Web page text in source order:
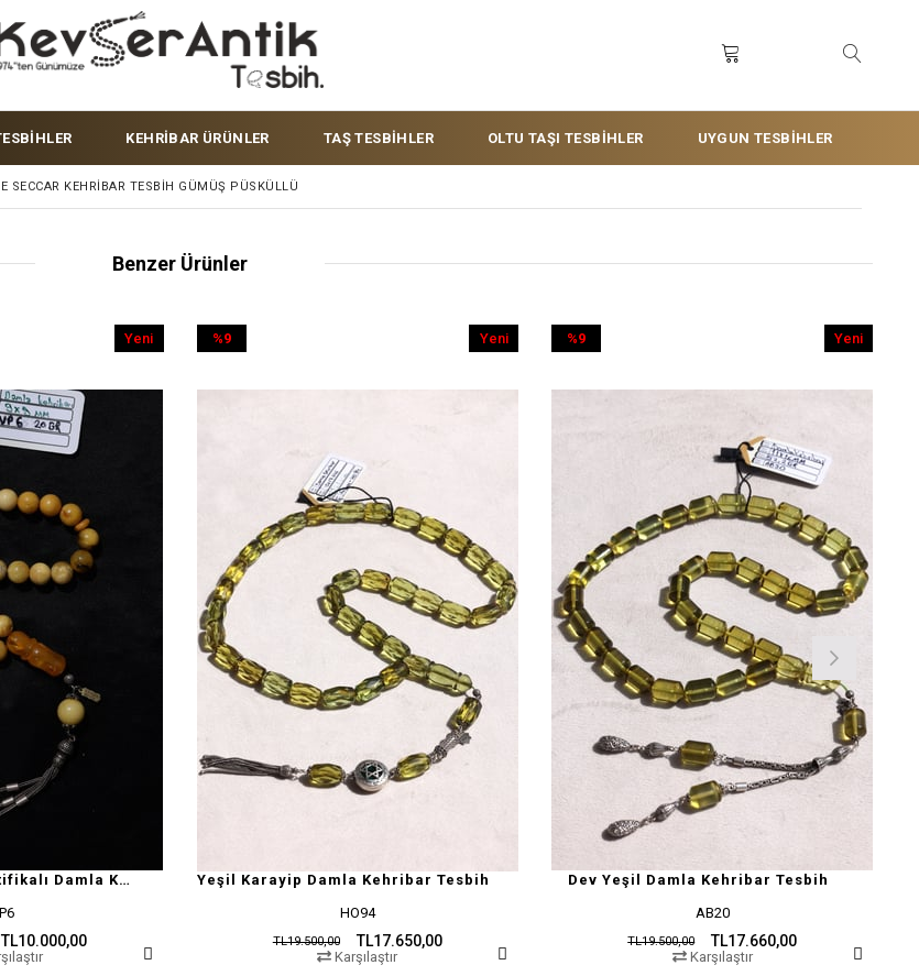
KEHRİBAR ÜRÜNLER TAŞ TESBİHLER OLTU TAŞI TESBİHLER UYGUN TESBİHLER
SECCAR KEHRIBAR TESBIH GÜMÜŞ PÜSKÜLLÜ
Benzer Ürünler
Doğal Yapısıyla Sertifikalı Damla Kehribar Tesbih
TL10.000,00
Yeni
Yeşil Karayip Damla Kehribar Tesbih
HO94
TL17.650,00
TL19.500,00
%9
%9İndirim
Yeni
Karşılaştır
Dev Yeşil Damla Kehribar Tesbih
AB20
TL17.660,00
TL19.500,00
%9
%9İndirim
Yeni
Karşılaştır